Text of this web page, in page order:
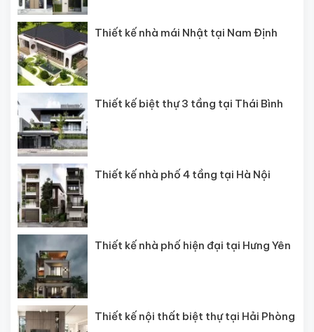
Thiết kế nhà mái Nhật tại Nam Định
Thiết kế biệt thự 3 tầng tại Thái Bình
Thiết kế nhà phố 4 tầng tại Hà Nội
Thiết kế nhà phố hiện đại tại Hưng Yên
Thiết kế nội thất biệt thự tại Hải Phòng